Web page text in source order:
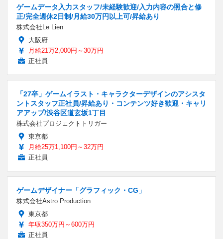
ゲームデータ入力スタッフ/未経験歓迎/入力内容の照合と修
正/完全週休2日制/月給30万円以上可/昇給あり
株式会社Le Lien
大阪府
月給21万2,000円～30万円
正社員
「27卒」ゲームイラスト・キャラクターデザインのアシスタ
ントスタッフ正社員/昇給あり・コンテンツ好き歓迎・キャリ
アアップ/渋谷区道玄坂1丁目
株式会社プロジェクトトリガー
東京都
月給25万1,100円～32万円
正社員
ゲームデザイナー「グラフィック・CG」
株式会社Astro Production
東京都
年収350万円～600万円
正社員